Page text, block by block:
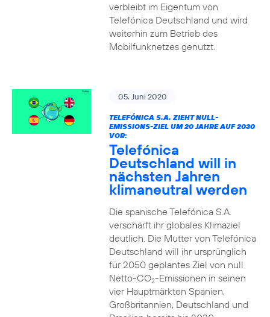
verbleibt im Eigentum von
Telefónica Deutschland und wird
weiterhin zum Betrieb des
Mobilfunknetzes genutzt.
05. Juni 2020
TELEFÓNICA S.A. ZIEHT NULL-
EMISSIONS-ZIEL UM 20 JAHRE AUF 2030
VOR:
Telefónica
Deutschland will in
nächsten Jahren
klimaneutral werden
Die spanische Telefónica S.A.
verschärft ihr globales Klimaziel
deutlich. Die Mutter von Telefónica
Deutschland will ihr ursprünglich
für 2050 geplantes Ziel von null
Netto-CO2-Emissionen in seinen
vier Hauptmärkten Spanien,
Großbritannien, Deutschland und